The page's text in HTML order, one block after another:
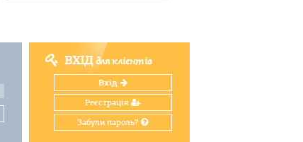
ВХІДдля клієнтів
Вхід
Реєстрація
Забули пароль?